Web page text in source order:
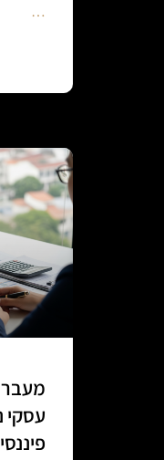
…
מעבר
עסקי
פיננסי